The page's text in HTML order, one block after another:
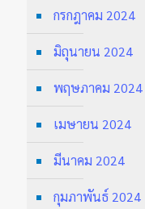
กรกฎาคม 2024
มิถุนายน 2024
พฤษภาคม 2024
เมษายน 2024
มีนาคม 2024
กุมภาพันธ์ 2024